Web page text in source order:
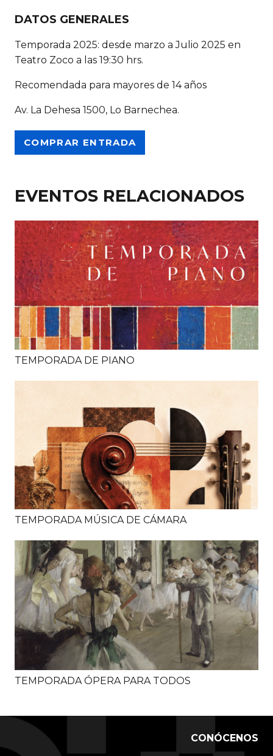
DATOS GENERALES
Temporada 2025: desde marzo a Julio 2025 en
Teatro Zoco a las 19:30 hrs.
Recomendada para mayores de 14 años
Av. La Dehesa 1500, Lo Barnechea.
COMPRAR ENTRADA
EVENTOS RELACIONADOS
TEMPORADA DE PIANO
TEMPORADA MÚSICA DE CÁMARA
TEMPORADA ÓPERA PARA TODOS
CONÓCENOS